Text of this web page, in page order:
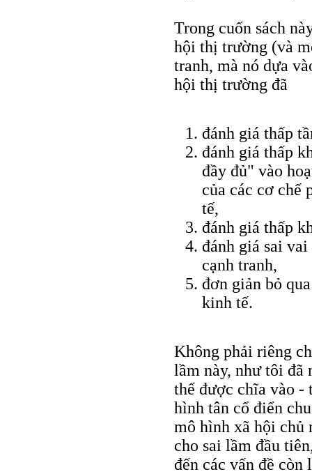
Trong cuốn sách
hội thị trường (và
tranh, mà nó dựa
hội thị trường đã
đánh giá thấp
đánh giá thấp
đầy đủ" vào
của các cơ chế
tế,
đánh giá thấp
đánh giá sai
cạnh tranh,
đơn giản bỏ
kinh tế.
Không phải riêng
lầm này, như tôi đã
thể được chĩa vào -
hình tân cổ điển
mô hình xã hội chủ
cho sai lầm đầu
đến các vấn đề còn